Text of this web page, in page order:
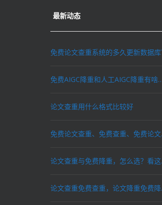
最新动态
免费论文查重系统的多久更新数据库
免费AIGC降重和人
论文查重用什么格式比较好
免费论文查重
论文
论文查重免费